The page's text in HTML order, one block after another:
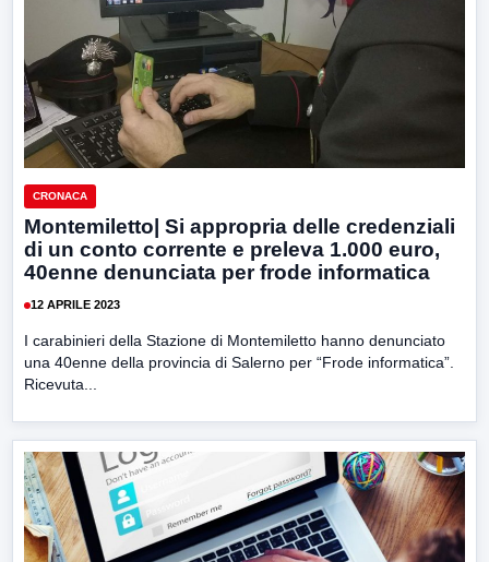
CRONACA
Montemiletto| Si appropria delle credenziali
di un conto corrente e preleva 1.000 euro,
40enne denunciata per frode informatica
12 APRILE 2023
I carabinieri della Stazione di Montemiletto hanno denunciato
una 40enne della provincia di Salerno per “Frode informatica”.
Ricevuta...